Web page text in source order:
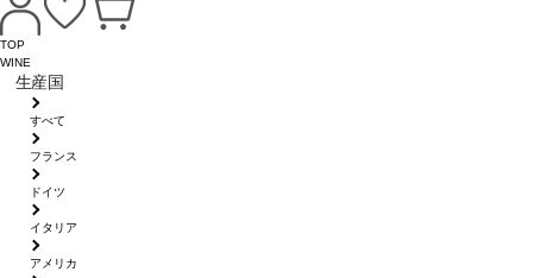
TOP
WINE
生産国
すべて
フランス
ドイツ
イタリア
アメリカ